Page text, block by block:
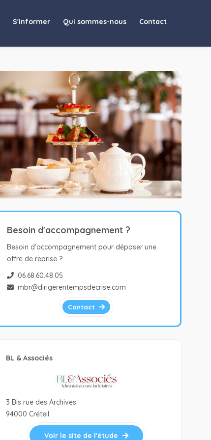
S'informer Qui sommes-nous Contact
Besoin d'accompagnement ?
Besoin d’accompagnement pour déposer une
offre de reprise ?
06.68.60.48.05
mbr@dirigerentempsdecrise.com
Contact
BL & Associés
3 Bis rue des Archives
94000 Créteil
Voir le site de l'étude